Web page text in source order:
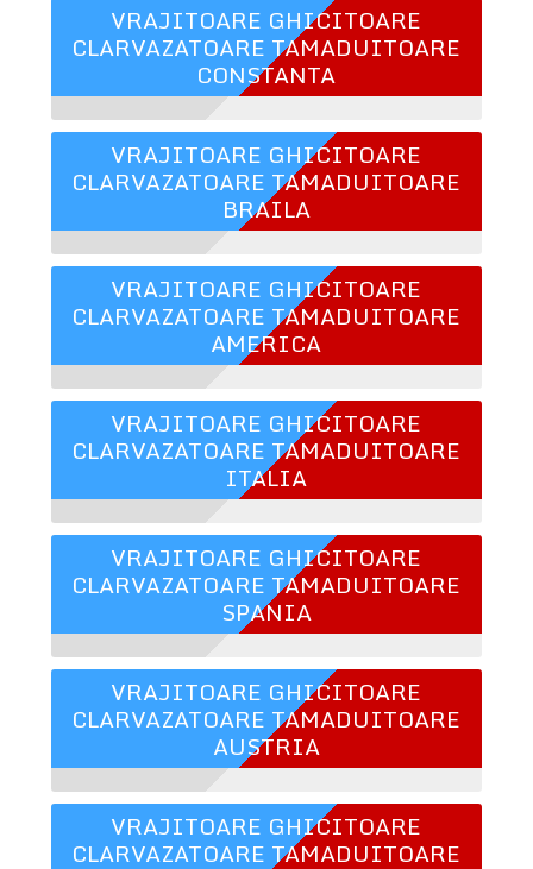
VRAJITOARE GHICITOARE
CLARVAZATOARE TAMADUITOARE
CONSTANTA
VRAJITOARE GHICITOARE
CLARVAZATOARE TAMADUITOARE
BRAILA
VRAJITOARE GHICITOARE
CLARVAZATOARE TAMADUITOARE
AMERICA
VRAJITOARE GHICITOARE
CLARVAZATOARE TAMADUITOARE
ITALIA
VRAJITOARE GHICITOARE
CLARVAZATOARE TAMADUITOARE
SPANIA
VRAJITOARE GHICITOARE
CLARVAZATOARE TAMADUITOARE
AUSTRIA
VRAJITOARE GHICITOARE
CLARVAZATOARE TAMADUITOARE